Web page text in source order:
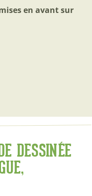
en avant sur
DESSINÉE